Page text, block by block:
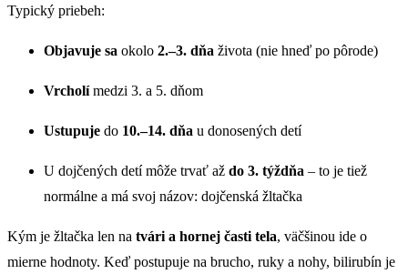
Typický priebeh:
Objavuje sa okolo 2.–3. dňa života (nie hneď po pôrode)
Vrcholímedzi 3. a 5. dňom
Ustupuje do 10.–14. dňa u donosených detí
U dojčených detí môže trvať až do 3. týždňa – to je tiež
normálne a má svoj názov: dojčenská žltačka
Kým je žltačka len na tvári a hornej časti tela, väčšinou ide o
mierne hodnoty. Keď postupuje na brucho, ruky a nohy, bilirubín je